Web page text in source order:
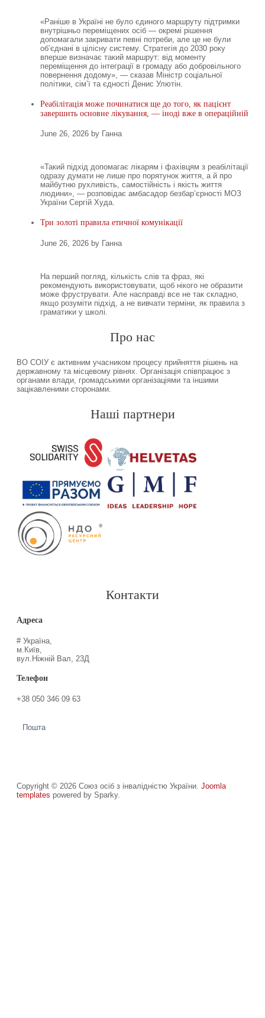
«Раніше в Україні не було єдиного маршруту підтримки
внутрішньо переміщених осіб — окремі рішення
допомагали закривати певні потреби, але це не були
об’єднані в цілісну систему. Стратегія до 2030 року
вперше визначає такий маршрут: від моменту
переміщення до інтеграції в громаду або добровільного
повернення додому», — сказав Міністр соціальної
політики, сімʼї та єдності Денис Улютін.
Реабілітація може починатися ще до того, як пацієнт
завершить основне лікування, — іноді вже в операційній
June 26, 2026 by Ганна
«Такий підхід допомагає лікарям і фахівцям з реабілітації
одразу думати не лише про порятунок життя, а й про
майбутню рухливість, самостійність і якість життя
людини», — розповідає амбасадор безбар’єрності МОЗ
України Сергій Худа.
Три золоті правила етичної комунікації
June 26, 2026 by Ганна
На перший погляд, кількість слів та фраз, які
рекомендують використовувати, щоб нікого не образити
може фруструвати. Але насправді все не так складно,
якщо розуміти підхід, а не вивчати терміни, як правила з
граматики у школі.
Про нас
ВО СОІУ є активним учасником процесу прийняття рішень на
державному та місцевому рівнях. Організація співпрацює з
органами влади, громадськими організаціями та іншими
зацікавленими сторонами.
Наші партнери
Контакти
Адреса
# Україна,
м.Київ,
вул.Ніжній Вал, 23Д
Телефон
+38 050 346 09 63
Пошта
Copyright © 2026 Союз осіб з інвалідністю України. Joomla
templates powered by Sparky.